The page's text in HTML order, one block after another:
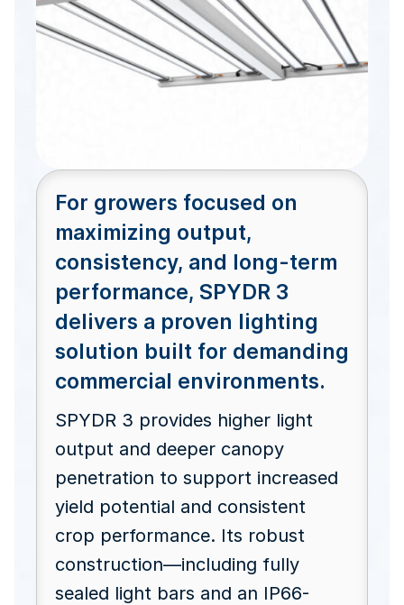
For growers focused on
maximizing output,
consistency, and long-term
performance, SPYDR 3
delivers a proven lighting
solution built for demanding
commercial environments.
SPYDR 3 provides higher light
output and deeper canopy
penetration to support increased
yield potential and consistent
crop performance. Its robust
construction—including fully
sealed light bars and an IP66-